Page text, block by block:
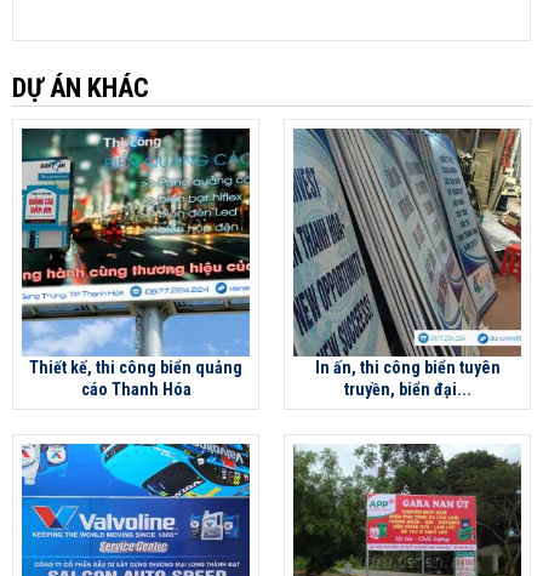
DỰ ÁN KHÁC
Thiết kế, thi công biển quảng
cáo Thanh Hóa
In ấn, thi công biển tuyên
truyền, biển đại...